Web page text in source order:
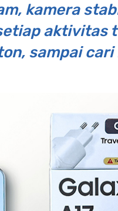
kamera
aktivitas
sampai